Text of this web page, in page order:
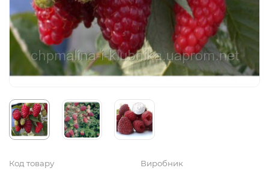
Код товару Виробник